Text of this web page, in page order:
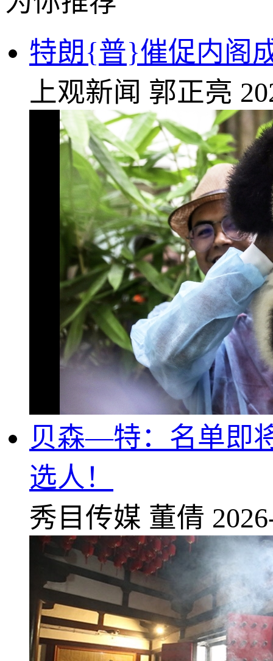
特朗{普}催促内阁
上观新闻 郭正亮
贝森—特：名单即
选人！
秀目传媒 董倩